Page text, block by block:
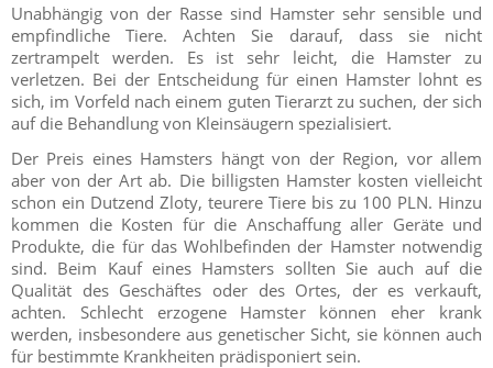
Unabhängig von der Rasse sind Hamster sehr sensible und
empfindliche Tiere. Achten Sie darauf, dass sie nicht
zertrampelt werden. Es ist sehr leicht, die Hamster zu
verletzen. Bei der Entscheidung für einen Hamster lohnt es
sich, im Vorfeld nach einem guten Tierarzt zu suchen, der sich
auf die Behandlung von Kleinsäugern spezialisiert.
Der Preis eines Hamsters hängt von der Region, vor allem
aber von der Art ab. Die billigsten Hamster kosten vielleicht
schon ein Dutzend Zloty, teurere Tiere bis zu 100 PLN. Hinzu
kommen die Kosten für die Anschaffung aller Geräte und
Produkte, die für das Wohlbefinden der Hamster notwendig
sind. Beim Kauf eines Hamsters sollten Sie auch auf die
Qualität des Geschäftes oder des Ortes, der es verkauft,
achten. Schlecht erzogene Hamster können eher krank
werden, insbesondere aus genetischer Sicht, sie können auch
für bestimmte Krankheiten prädisponiert sein.